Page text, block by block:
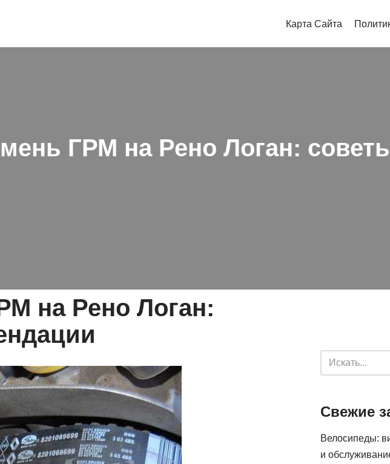
Карта Сайта
ГРМ на Рено Логан:
на Рено Логан:
Свежие
Велосипеды:
и